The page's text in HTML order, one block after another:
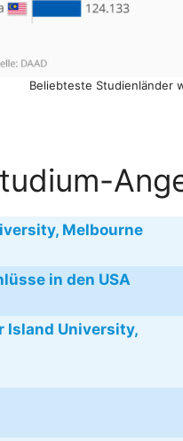
Beliebteste Studienländer
Melbourne
in den USA
Island University,